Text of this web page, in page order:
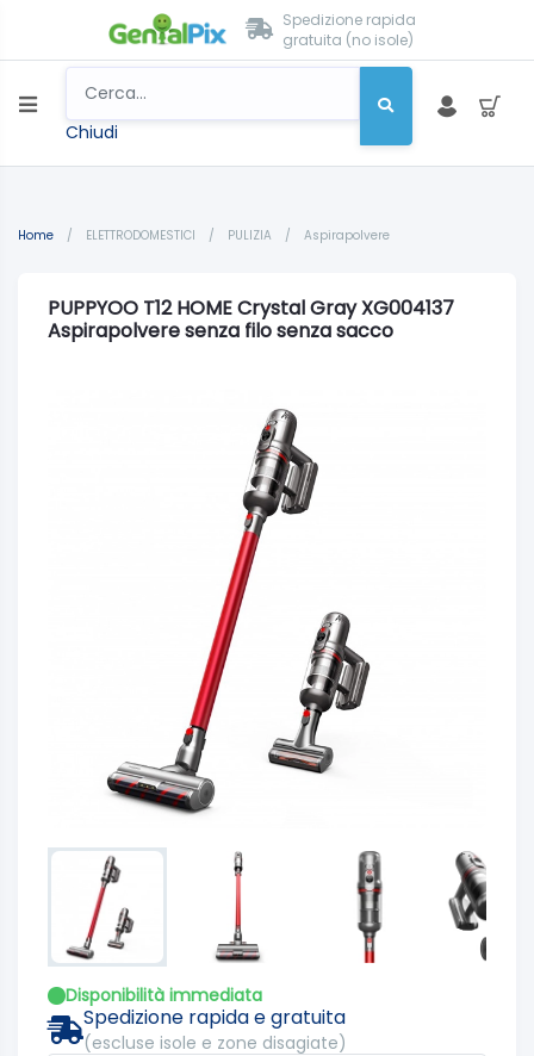
Spedizione rapida
gratuita (no isole)
Chiudi
Home / ELETTRODOMESTICI / PULIZIA / Aspirapolvere
PUPPYOO T12 HOME Crystal Gray XG004137
Aspirapolvere senza filo senza sacco
Disponibilità immediata
Spedizione rapida e gratuita
(escluse isole e zone disagiate)